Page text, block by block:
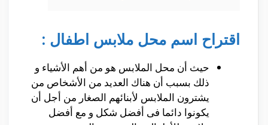
اقتراح اسم محل ملابس اطفال :
حيث أن محل الملابس هو من أهم الأشياء و
ذلك بسبب أن هناك العديد من الأشخاص من
يشترون الملابس لأبنائهم الصغار من أجل أن
يكونوا دائما فى أفضل شكل و مع أفضل